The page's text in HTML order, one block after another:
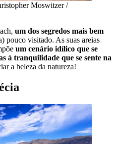
Moswitzer /
um dos segredos mais bem
pouco visitado. As suas areias
um cenário idílico que se
à tranquilidade que se sente na
a beleza da natureza!